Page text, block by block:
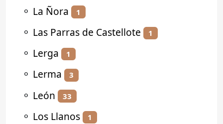
⚬ La Ñora 1
⚬ Las Parras de Castellote 1
⚬ Lerga 1
⚬ Lerma 3
⚬ León 33
⚬ Los Llanos 1